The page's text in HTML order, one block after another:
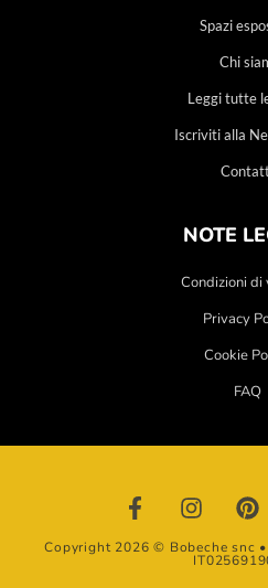
Spazi
Chi
Leggi tutte
Iscriviti alla
NOTE
Condizioni di
Privacy
Cookie
FAQ
Copyright 2026 © Bobeche snc